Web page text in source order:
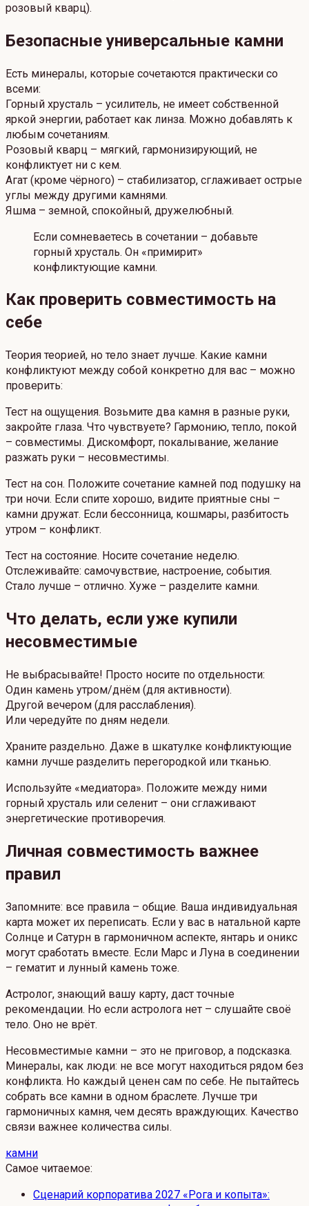
розовый кварц).
Безопасные универсальные камни
Есть минералы, которые сочетаются практически со
всеми:
Горный хрусталь – усилитель, не имеет собственной
яркой энергии, работает как линза. Можно добавлять к
любым сочетаниям.
Розовый кварц – мягкий, гармонизирующий, не
конфликтует ни с кем.
Агат (кроме чёрного) – стабилизатор, сглаживает острые
углы между другими камнями.
Яшма – земной, спокойный, дружелюбный.
Если сомневаетесь в сочетании – добавьте
горный хрусталь. Он «примирит»
конфликтующие камни.
Как проверить совместимость на
себе
Теория теорией, но тело знает лучше. Какие камни
конфликтуют между собой конкретно для вас – можно
проверить:
Тест на ощущения. Возьмите два камня в разные руки,
закройте глаза. Что чувствуете? Гармонию, тепло, покой
– совместимы. Дискомфорт, покалывание, желание
разжать руки – несовместимы.
Тест на сон. Положите сочетание камней под подушку на
три ночи. Если спите хорошо, видите приятные сны –
камни дружат. Если бессонница, кошмары, разбитость
утром – конфликт.
Тест на состояние. Носите сочетание неделю.
Отслеживайте: самочувствие, настроение, события.
Стало лучше – отлично. Хуже – разделите камни.
Что делать, если уже купили
несовместимые
Не выбрасывайте! Просто носите по отдельности:
Один камень утром/днём (для активности).
Другой вечером (для расслабления).
Или чередуйте по дням недели.
Храните раздельно. Даже в шкатулке конфликтующие
камни лучше разделить перегородкой или тканью.
Используйте «медиатора». Положите между ними
горный хрусталь или селенит – они сглаживают
энергетические противоречия.
Личная совместимость важнее
правил
Запомните: все правила – общие. Ваша индивидуальная
карта может их переписать. Если у вас в натальной карте
Солнце и Сатурн в гармоничном аспекте, янтарь и оникс
могут сработать вместе. Если Марс и Луна в соединении
– гематит и лунный камень тоже.
Астролог, знающий вашу карту, даст точные
рекомендации. Но если астролога нет – слушайте своё
тело. Оно не врёт.
Несовместимые камни – это не приговор, а подсказка.
Минералы, как люди: не все могут находиться рядом без
конфликта. Но каждый ценен сам по себе. Не пытайтесь
собрать все камни в одном браслете. Лучше три
гармоничных камня, чем десять враждующих. Качество
связи важнее количества силы.
камни
Самое читаемое:
Сценарий корпоратива 2027 «Рога и копыта»: